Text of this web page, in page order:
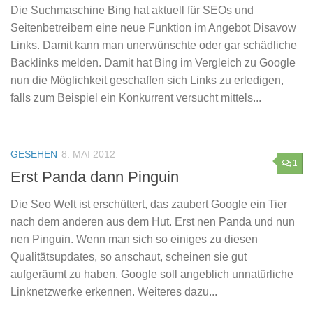
Die Suchmaschine Bing hat aktuell für SEOs und
Seitenbetreibern eine neue Funktion im Angebot Disavow
Links. Damit kann man unerwünschte oder gar schädliche
Backlinks melden. Damit hat Bing im Vergleich zu Google
nun die Möglichkeit geschaffen sich Links zu erledigen,
falls zum Beispiel ein Konkurrent versucht mittels...
1
GESEHEN 8. MAI 2012
Erst Panda dann Pinguin
Die Seo Welt ist erschüttert, das zaubert Google ein Tier
nach dem anderen aus dem Hut. Erst nen Panda und nun
nen Pinguin. Wenn man sich so einiges zu diesen
Qualitätsupdates, so anschaut, scheinen sie gut
aufgeräumt zu haben. Google soll angeblich unnatürliche
Linknetzwerke erkennen. Weiteres dazu...